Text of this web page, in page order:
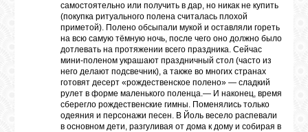
самостоятельно или получить в дар, но никак не купить
(покупка ритуального полена считалась плохой
приметой). Полено обсыпали мукой и оставляли гореть
на всю самую тёмную ночь, после чего оно должно было
дотлевать на протяжении всего праздника. Сейчас
мини-поленом украшают праздничный стол (часто из
него делают подсвечник), а также во многих странах
готовят десерт «рождественское полено» — сладкий
рулет в форме маленького поленца.— И наконец, время
сберегло рождественские гимны. Поменялись только
одеяния и персонажи песен. В Йоль весело распевали
в основном дети, разгуливая от дома к дому и собирая в